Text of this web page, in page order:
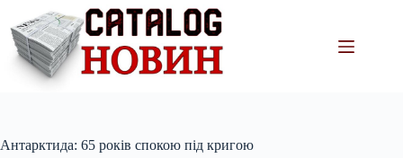
вмісту
Антарктида: 65 років спокою під кригою